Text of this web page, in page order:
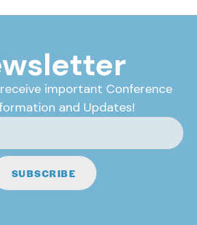
important Conference
and Updates!
SUBSCRIBE